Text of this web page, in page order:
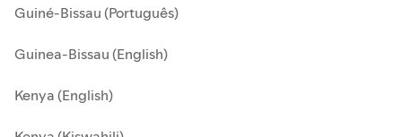
Guiné-Bissau (Português)
Guinea-Bissau (English)
Kenya (English)